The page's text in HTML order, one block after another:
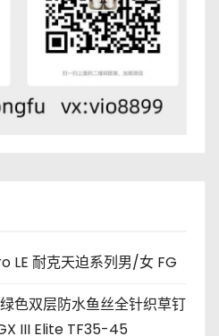
LE 耐克天迫系列男/女 FG
色双层防水鱼丝全针织草钉
III Elite TF35-45